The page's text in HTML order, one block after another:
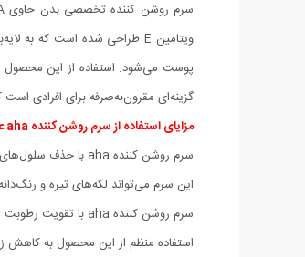
گزینه‌ای مقرون‌به‌صرفه برای افرادی
مزایای استفاده از سرم روشن کننده aha عبارتند از:
سرم روشن کننده aha با حذف سلول‌های مرده از سطح پوست، به بازسازی سلولی کمک می‌کند و پوستی شفاف‌تر و نرم‌تر به ارمغان می‌آورد.
این سرم می‌تواند لکه‌های تیره و
سرم روشن کننده aha با تقویت رطوبت پوست، از خشکی و پوسته‌پوسته شدن جلوگیری می‌کند و لطافت بیشتری به پوست می‌بخشد.
استفاده منظم از این محصول به